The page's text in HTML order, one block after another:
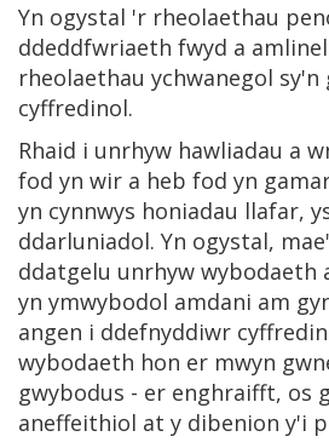
Yn ogystal 'r rheolaethau
ddeddfwriaeth fwyd a
rheolaethau ychwanegol sy'n
cyffredinol.
Rhaid i unrhyw hawliadau a
fod yn wir a heb fod yn
yn cynnwys honiadau llafar,
ddarluniadol. Yn ogystal,
ddatgelu unrhyw wybodaeth
yn ymwybodol amdani am
angen i ddefnyddiwr
wybodaeth hon er mwyn
gwybodus - er enghraifft, os
aneffeithiol at y dibenion y'i